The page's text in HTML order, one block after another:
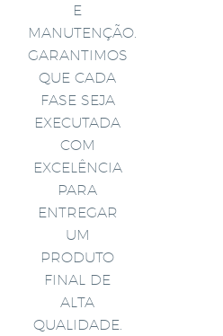
E
MANUTENÇÃO.
GARANTIMOS
QUE CADA
FASE SEJA
EXECUTADA
COM
EXCELÊNCIA
PARA
ENTREGAR
UM
PRODUTO
FINAL DE
ALTA
QUALIDADE.